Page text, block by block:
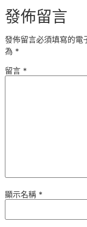
發佈留言
發佈留言必須填寫的電
為 *
留言 *
顯示名稱 *